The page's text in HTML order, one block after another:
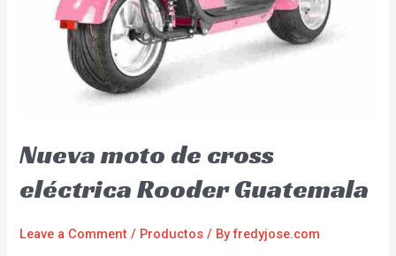
Nueva moto de cross
eléctrica Rooder Guatemala
Leave a Comment / Productos / Byfredyjose.com